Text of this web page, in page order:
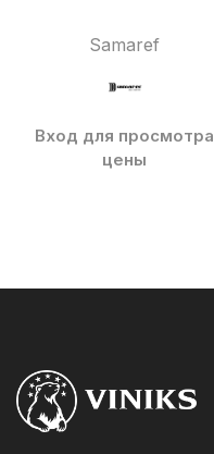
Samaref
Вход для просмотра
цены